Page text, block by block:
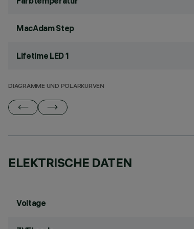
MacAdam Step
Lifetime LED 1
DIAGRAMME UND POLARKURVEN
ELEKTRISCHE DATEN
Voltage